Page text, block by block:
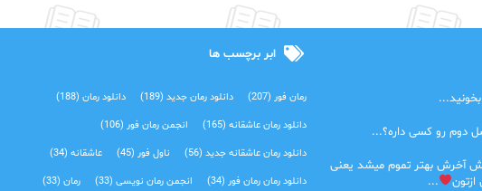
دوم رو کسی داره؟...
آخرش بهتر تموم میشد یعنی
...
ابر برچسب ها
رمان فور (207) دانلود رمان جدید (189) دانلود رمان (188)
دانلود رمان عاشقانه (165) انجمن رمان فور (106)
دانلود رمان عاشقانه جدید (56) ناول فور (45) عاشقانه (34)
دانلود رمان رمان فور (34) انجمن رمان نویسی (33) رمان (33)